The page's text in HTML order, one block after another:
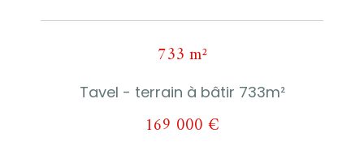
733 m²
Tavel - terrain à bâtir 733m²
169 000 €